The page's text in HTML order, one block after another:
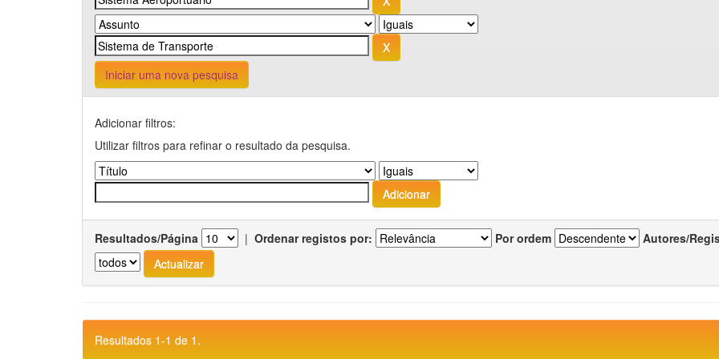
Iniciar uma nova pesquisa
Adicionar filtros:
Utilizar filtros para refinar o resultado da pesquisa.
Resultados/Página | Ordenar registos por: Por ordem Autores/
Resultados 1-1 de 1.